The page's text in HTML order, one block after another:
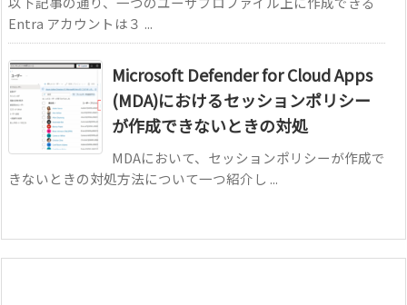
Entra アカウントは３ ...
Microsoft Defender for Cloud Apps
(MDA)におけるセッションポリシー
が作成できないときの対処
MDAにおいて、セッションポリシーが作成で
きないときの対処方法について一つ紹介し ...